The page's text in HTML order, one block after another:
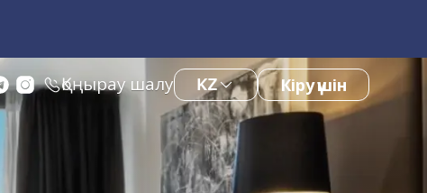
Қоңырау шалу KZ Кіру үшін